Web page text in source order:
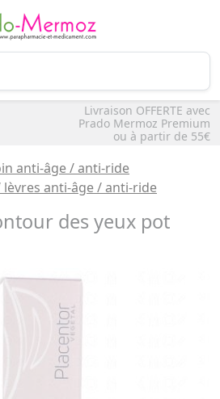
Livraison OFFERTE avec
Prado Mermoz Premium
ou à partir de 55€
anti-âge / anti-ride
anti-âge / anti-ride
des yeux pot